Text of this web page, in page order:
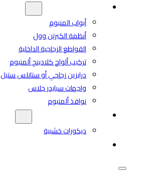
أبواب المنيوم
أنظمة الكيرتن وول
القواطع الزجاجية الداخلية
تركيب ألواح كلادينج ألمنيوم
درابزين زجاجي أو ستانلس ستيل
واجهات سبايدر جلاس
نوافذ ألمنيوم
ديكورات خشبية